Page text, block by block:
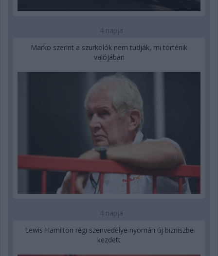
4 napja
Marko szerint a szurkolók nem tudják, mi történik
valójában
4 napja
Lewis Hamilton régi szenvedélye nyomán új bizniszbe
kezdett